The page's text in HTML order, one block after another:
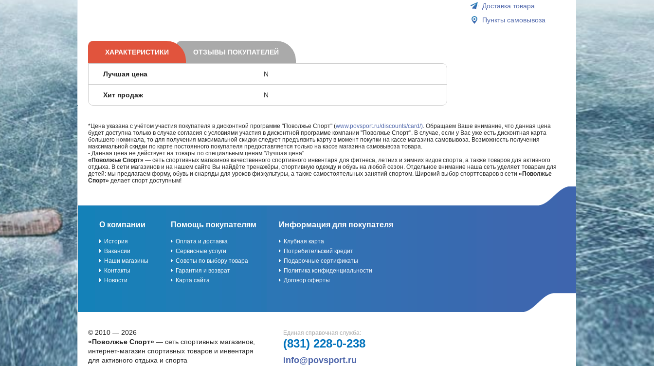
Доставка товара
Пункты самовывоза
ХАРАКТЕРИСТИКИ ОТЗЫВЫ ПОКУПАТЕЛЕЙ
Лучшая цена N
Хит продаж N
*Цена указана с учётом участия покупателя в дисконтной программе "Поволжье Спорт" (www.povsport.ru/discounts/card/). Обращаем Ваше внимание, что данная цена
будет доступна только в случае согласия с условиями участия в дисконтной программе компании "Поволжье Спорт". В случае, если у Вас уже есть дисконтная карта
большего номинала, то для получения максимальной скидки следует предъявить карту в момент покупки на кассе магазина самовывоза. Возможность получения
максимальной скидки по карте постоянного покупателя предоставляется только на кассе магазина самовывоза товара.
- Данная цена не действует на товары по специальным ценам "Лучшая цена".
«Поволжье Спорт» — сеть спортивных магазинов качественного спортивного инвентаря для фитнеса, летних и зимних видов спорта, а также товаров для активного
отдыха. В сети магазинов и на нашем сайте Вы найдёте тренажёры, спортивную одежду и обувь на любой сезон. Отдельное внимание наша сеть уделяет товарам для
детей: мы предлагаем форму, обувь и снаряды для уроков физкультуры, а также самостоятельных занятий спортом. Широкий выбор спорттоваров в сети «Поволжье
Спорт» делает спорт доступным!
О компании
История
Вакансии
Наши магазины
Контакты
Новости
Помощь покупателям
Оплата и доставка
Сервисные услуги
Советы по выбору товара
Гарантия и возврат
Карта сайта
Информация для покупателя
Клубная карта
Потребительский кредит
Подарочные сертификаты
Политика конфиденциальности
Договор оферты
© 2010 — 2026
«Поволжье Спорт»— сеть спортивных магазинов,
интернет-магазин спортивных товаров и инвентаря
для активного отдыха и спорта
Единая справочная служба:
(831) 228-0-238
info@povsport.ru